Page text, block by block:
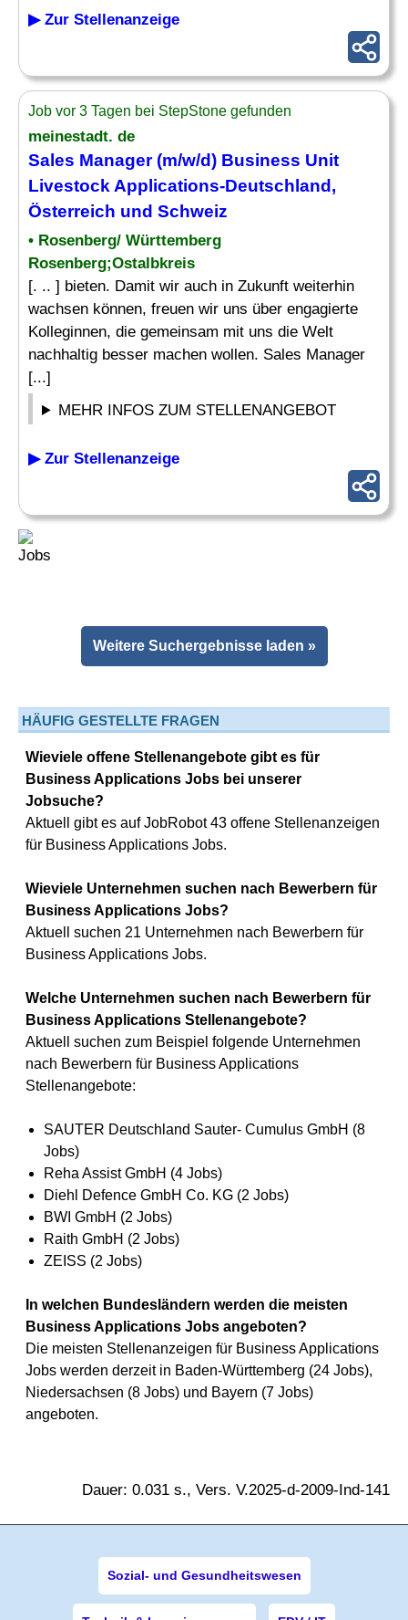
▶ Zur Stellenanzeige
Job vor 3 Tagen bei StepStone gefunden
meinestadt. de
Sales Manager (m/w/d) Business Unit
Livestock Applications-Deutschland,
Österreich und Schweiz
• Rosenberg/ Württemberg
Rosenberg;Ostalbkreis
[. .. ] bieten. Damit wir auch in Zukunft weiterhin
wachsen können, freuen wir uns über engagierte
Kolleginnen, die gemeinsam mit uns die Welt
nachhaltig besser machen wollen. Sales Manager
[...]
MEHR INFOS ZUM STELLENANGEBOT
▶ Zur Stellenanzeige
Weitere Suchergebnisse laden »
HÄUFIG GESTELLTE FRAGEN
Wieviele offene Stellenangebote gibt es für
Business Applications Jobs bei unserer
Jobsuche?
Aktuell gibt es auf JobRobot 43 offene Stellenanzeigen
für Business Applications Jobs.
Wieviele Unternehmen suchen nach Bewerbern für
Business Applications Jobs?
Aktuell suchen 21 Unternehmen nach Bewerbern für
Business Applications Jobs.
Welche Unternehmen suchen nach Bewerbern für
Business Applications Stellenangebote?
Aktuell suchen zum Beispiel folgende Unternehmen
nach Bewerbern für Business Applications
Stellenangebote:
SAUTER Deutschland Sauter- Cumulus GmbH (8
Jobs)
Reha Assist GmbH (4 Jobs)
Diehl Defence GmbH Co. KG (2 Jobs)
BWI GmbH (2 Jobs)
Raith GmbH (2 Jobs)
ZEISS (2 Jobs)
In welchen Bundesländern werden die meisten
Business Applications Jobs angeboten?
Die meisten Stellenanzeigen für Business Applications
Jobs werden derzeit in Baden-Württemberg (24 Jobs),
Niedersachsen (8 Jobs) und Bayern (7 Jobs)
angeboten.
Dauer: 0.031 s., Vers. V.2025-d-2009-Ind-141
Sozial- und Gesundheitswesen